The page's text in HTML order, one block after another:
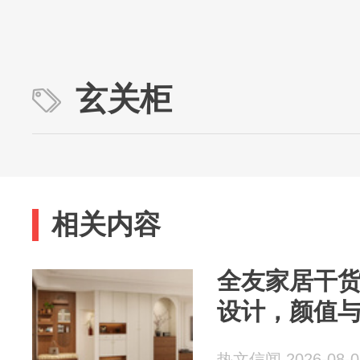
玄关柜
相关内容
全友家居干
设计，颜值